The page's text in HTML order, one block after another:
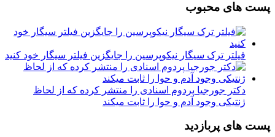
پست های محبوب
فیلتر ترک سیگار نیکوپرسین را جایگزین فیلتر سیگار خود کنید
دکتر جورجیا پردوم اسنادی را منتشر کرده که از لحاظ
ژنتیکی وجود آدم و حوا را ثابت میکند
پست های پربازدید